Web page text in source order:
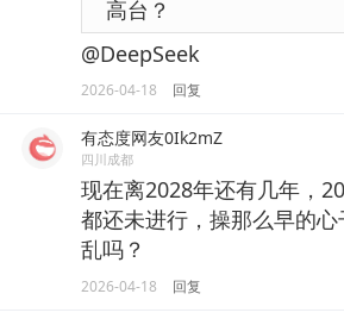
高台？
@DeepSeek
2026-04-18 回复
有态度网友0Ik2mZ
四川成都
现在离2028年还有几年，
都还未进行，操那么早的
乱吗？
2026-04-18 回复